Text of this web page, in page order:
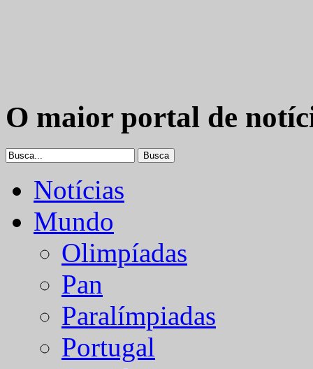
O maior portal de
Notícias
Mundo
Olimpíadas
Pan
Paralímpiadas
Portugal